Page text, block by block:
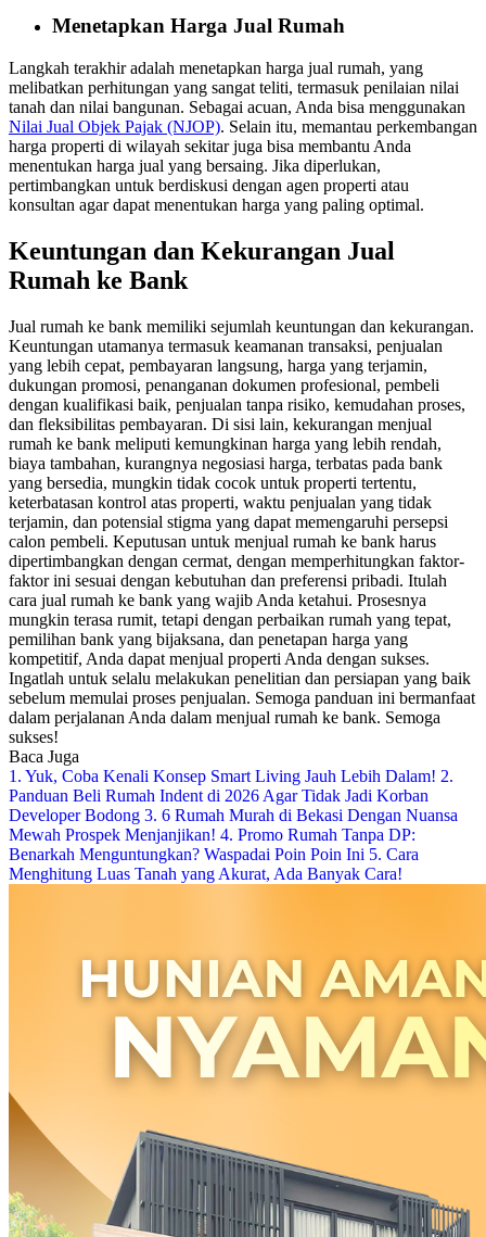
Menetapkan Harga Jual Rumah
Langkah terakhir adalah menetapkan harga jual rumah, yang
melibatkan perhitungan yang sangat teliti, termasuk penilaian nilai
tanah dan nilai bangunan. Sebagai acuan, Anda bisa menggunakan
Nilai Jual Objek Pajak (NJOP). Selain itu, memantau perkembangan
harga properti di wilayah sekitar juga bisa membantu Anda
menentukan harga jual yang bersaing. Jika diperlukan,
pertimbangkan untuk berdiskusi dengan agen properti atau
konsultan agar dapat menentukan harga yang paling optimal.
Keuntungan dan Kekurangan Jual
Rumah ke Bank
Jual rumah ke bank memiliki sejumlah keuntungan dan kekurangan.
Keuntungan utamanya termasuk keamanan transaksi, penjualan
yang lebih cepat, pembayaran langsung, harga yang terjamin,
dukungan promosi, penanganan dokumen profesional, pembeli
dengan kualifikasi baik, penjualan tanpa risiko, kemudahan proses,
dan fleksibilitas pembayaran. Di sisi lain, kekurangan menjual
rumah ke bank meliputi kemungkinan harga yang lebih rendah,
biaya tambahan, kurangnya negosiasi harga, terbatas pada bank
yang bersedia, mungkin tidak cocok untuk properti tertentu,
keterbatasan kontrol atas properti, waktu penjualan yang tidak
terjamin, dan potensial stigma yang dapat memengaruhi persepsi
calon pembeli. Keputusan untuk menjual rumah ke bank harus
dipertimbangkan dengan cermat, dengan memperhitungkan faktor-
faktor ini sesuai dengan kebutuhan dan preferensi pribadi. Itulah
cara jual rumah ke bank yang wajib Anda ketahui. Prosesnya
mungkin terasa rumit, tetapi dengan perbaikan rumah yang tepat,
pemilihan bank yang bijaksana, dan penetapan harga yang
kompetitif, Anda dapat menjual properti Anda dengan sukses.
Ingatlah untuk selalu melakukan penelitian dan persiapan yang baik
sebelum memulai proses penjualan. Semoga panduan ini bermanfaat
dalam perjalanan Anda dalam menjual rumah ke bank. Semoga
sukses!
Baca Juga
1. Yuk, Coba Kenali Konsep Smart Living Jauh Lebih Dalam! 2.
Panduan Beli Rumah Indent di 2026 Agar Tidak Jadi Korban
Developer Bodong 3. 6 Rumah Murah di Bekasi Dengan Nuansa
Mewah Prospek Menjanjikan! 4. Promo Rumah Tanpa DP:
Benarkah Menguntungkan? Waspadai Poin Poin Ini 5. Cara
Menghitung Luas Tanah yang Akurat, Ada Banyak Cara!